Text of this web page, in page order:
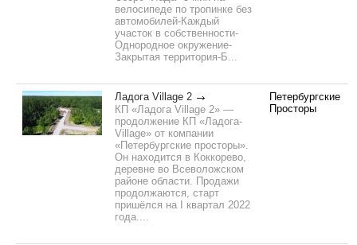
велосипеде по тропинке без
автомобилей-Каждый
участок в собственности-
Однородное окружение-
Закрытая территория-Б...
Ладога Village 2
КП «Ладога Village 2» —
продолжение КП «Ладога-
Village» от компании
«Петербургские просторы».
Он находится в Коккорево,
деревне во Всеволожском
районе области. Продажи
продолжаются, старт
пришёлся на I квартал 2022
года....
Петербургские
Просторы